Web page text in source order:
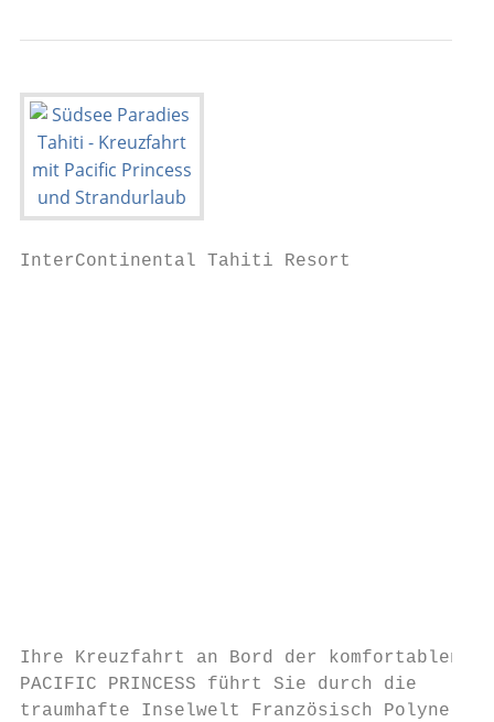
InterContinental Tahiti Resort
Ihre Kreuzfahrt an Bord der
PACIFIC PRINCESS führt Sie durch die
traumhafte Inselwelt Französisch